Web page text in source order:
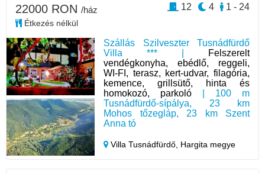
Szállás Szilveszter Tusnádfürdő
Villa *** |
Felszerelt
vendégkonyha, ebédlő, reggeli,
WI-FI, terasz, kert-udvar, filagória,
kemence, grillsütő, hinta és
homokozó, parkoló | 100 m
Tusnádfürdő-sípálya, 23 km
Mohos tőzegláp, 23 km Szent
Anna tó
Villa Tusnádfürdő, Hargita megye
22000 RON /ház
Étkezés nélkül
1 - 24
4
12